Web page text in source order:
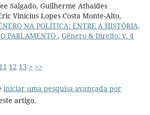
Salgado, Guilherme Athaides
Vinicius Lopes Costa Monte-Alto,
NA POLÍTICA: ENTRE A HISTÓRIA,
PARLAMENTO , Gênero & Direito: v. 4
11 12 13 > >>
iniciar uma pesquisa avançada por
artigo.